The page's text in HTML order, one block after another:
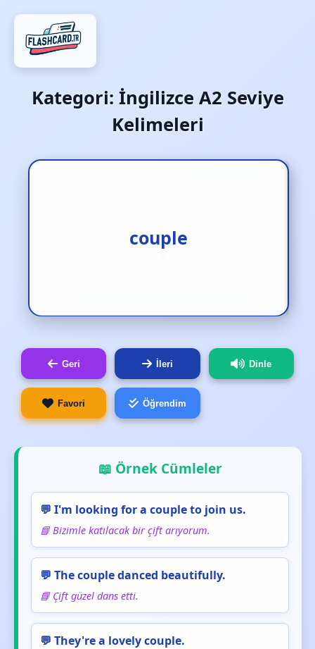
Kategori: İngilizce A2 Seviye
Kelimeleri
couple
3.birleşmek [f.]
Geri İleri Dinle
Favori Öğrendim
📖 Örnek Cümleler
💬 I'm looking for a couple to join us.
📘 Bizimle katılacak bir çift arıyorum.
💬 The couple danced beautifully.
📘 Çift güzel dans etti.
💬 They're a lovely couple.